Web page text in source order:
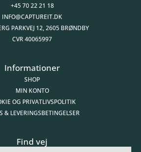
+45 70 22 21 18
INFO@CAPTUREIT.DK
PARKVEJ 12, 2605 BRØNDBY
CVR 40065997
Informationer
SHOP
MIN KONTO
OG PRIVATLIVSPOLITIK
& LEVERINGSBETINGELSER
Find vej